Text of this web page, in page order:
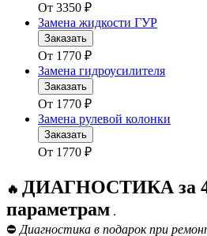
От 3350 ₽
Замена жидкости ГУР
Заказать
От 1770 ₽
Замена гидроусилителя
Заказать
От 1770 ₽
Замена рулевой колонки
Заказать
От 1770 ₽
🔥 ДИАГНОСТИКА за
параметрам .
⛔ Диагностика в подарок при